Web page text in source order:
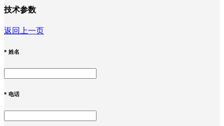
技术参数
返回上一页
* 姓名
* 电话